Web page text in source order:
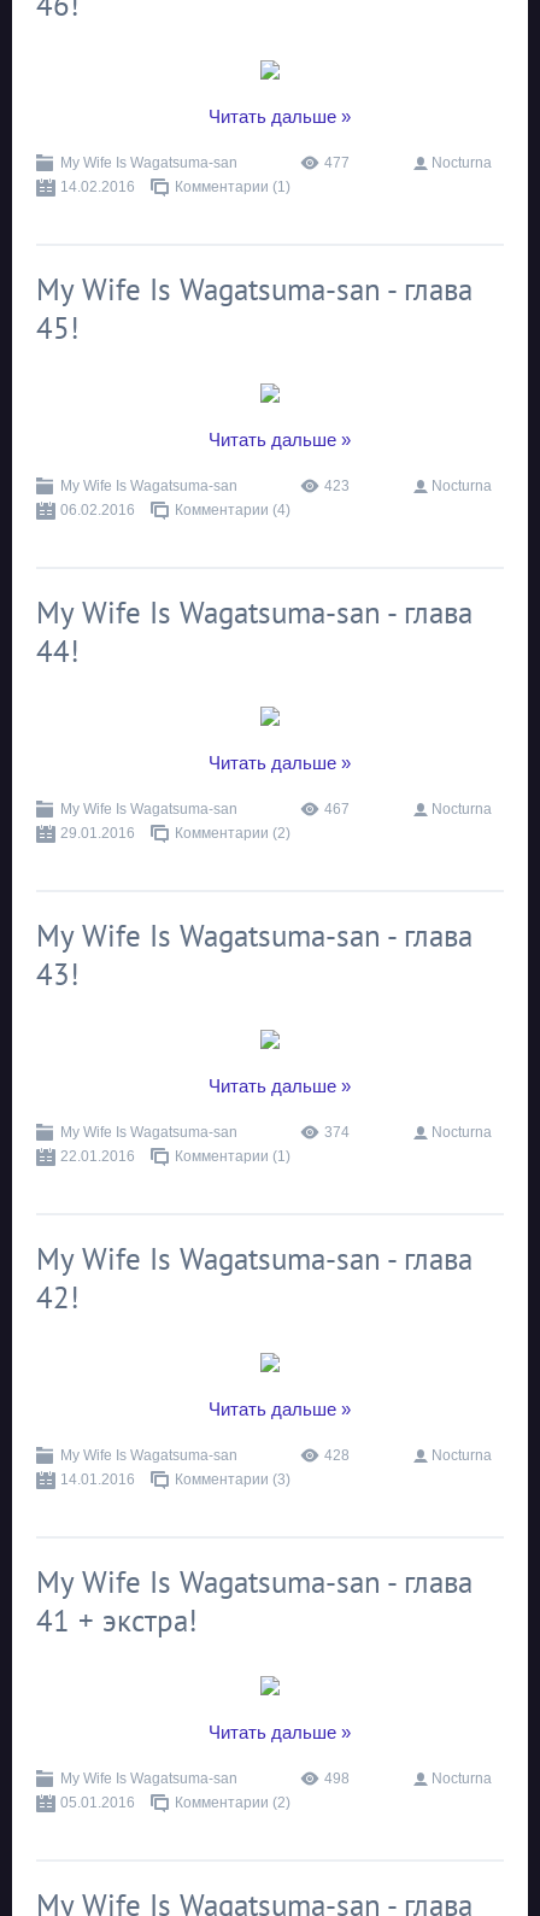
Читать дальше »
My Wife Is Wagatsuma-san 477
Nocturna
14.02.2016
Комментарии (1)
My Wife Is Wagatsuma-san - глава
45!
Читать дальше »
My Wife Is Wagatsuma-san 423
Nocturna
06.02.2016
Комментарии (4)
My Wife Is Wagatsuma-san - глава
44!
Читать дальше »
My Wife Is Wagatsuma-san 467
Nocturna
29.01.2016
Комментарии (2)
My Wife Is Wagatsuma-san - глава
43!
Читать дальше »
My Wife Is Wagatsuma-san 374
Nocturna
22.01.2016
Комментарии (1)
My Wife Is Wagatsuma-san - глава
42!
Читать дальше »
My Wife Is Wagatsuma-san 428
Nocturna
14.01.2016
Комментарии (3)
My Wife Is Wagatsuma-san - глава
41 + экстра!
Читать дальше »
My Wife Is Wagatsuma-san 498
Nocturna
05.01.2016
Комментарии (2)
My Wife Is Wagatsuma-san - глава